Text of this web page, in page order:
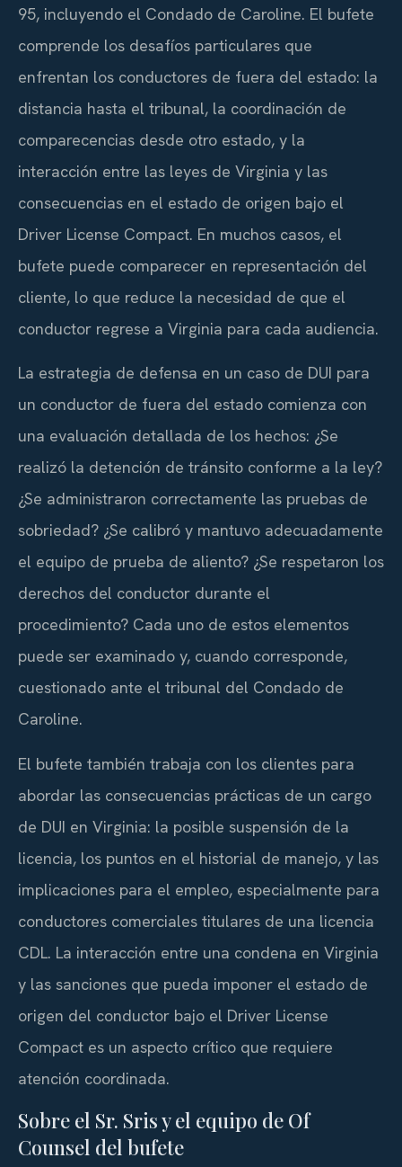
95, incluyendo el Condado de Caroline. El bufete
comprende los desafíos particulares que
enfrentan los conductores de fuera del estado: la
distancia hasta el tribunal, la coordinación de
comparecencias desde otro estado, y la
interacción entre las leyes de Virginia y las
consecuencias en el estado de origen bajo el
Driver License Compact. En muchos casos, el
bufete puede comparecer en representación del
cliente, lo que reduce la necesidad de que el
conductor regrese a Virginia para cada audiencia.
La estrategia de defensa en un caso de DUI para
un conductor de fuera del estado comienza con
una evaluación detallada de los hechos: ¿Se
realizó la detención de tránsito conforme a la ley?
¿Se administraron correctamente las pruebas de
sobriedad? ¿Se calibró y mantuvo adecuadamente
el equipo de prueba de aliento? ¿Se respetaron los
derechos del conductor durante el
procedimiento? Cada uno de estos elementos
puede ser examinado y, cuando corresponde,
cuestionado ante el tribunal del Condado de
Caroline.
El bufete también trabaja con los clientes para
abordar las consecuencias prácticas de un cargo
de DUI en Virginia: la posible suspensión de la
licencia, los puntos en el historial de manejo, y las
implicaciones para el empleo, especialmente para
conductores comerciales titulares de una licencia
CDL. La interacción entre una condena en Virginia
y las sanciones que pueda imponer el estado de
origen del conductor bajo el Driver License
Compact es un aspecto crítico que requiere
atención coordinada.
Sobre el Sr. Sris y el equipo de Of
Counsel del bufete